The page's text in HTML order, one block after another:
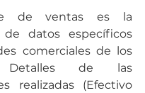
de ventas es la
de datos específicos
comerciales de los
Detalles de las
realizadas (Efectivo